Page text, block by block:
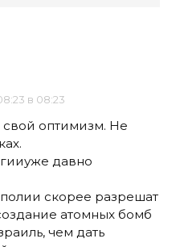
в 08:23
свой оптимизм. Не
давно
скорее разрешат
атомных бомб
чем дать